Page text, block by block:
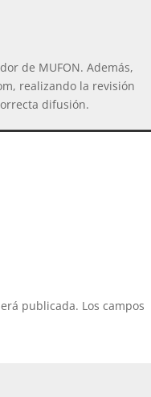
de MUFON. Además,
realizando la revisión
difusión.
publicada. Los campos